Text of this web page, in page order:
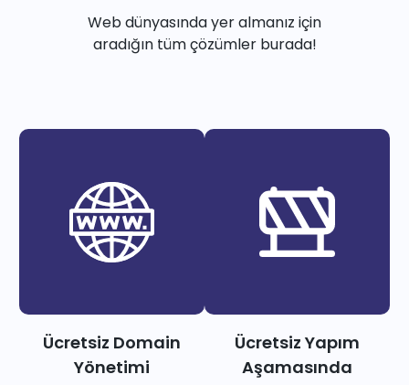
Web dünyasında yer almanız için
aradığın tüm çözümler burada!
Ücretsiz Domain
Yönetimi
Ücretsiz Yapım
Aşamasında